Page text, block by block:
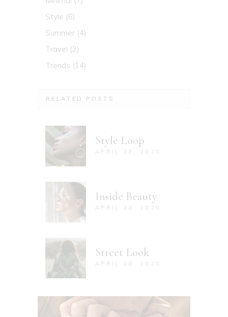
Style (6)
Summer (4)
Travel (2)
Trends (14)
RELATED POSTS
Style Loop
APRIL 27, 2020
Inside Beauty
APRIL 28, 2020
Street Look
APRIL 28, 2020